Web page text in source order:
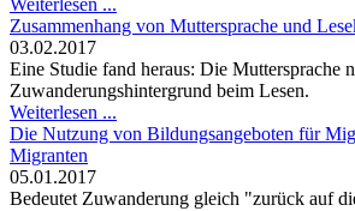
Weiterlesen ...
Zusammenhang von Muttersprache und
03.02.2017
Eine Studie fand heraus: Die Muttersprache
Zuwanderungshintergrund beim Lesen.
Weiterlesen ...
Die Nutzung von Bildungsangeboten für
Migranten
05.01.2017
Bedeutet Zuwanderung gleich "zurück auf